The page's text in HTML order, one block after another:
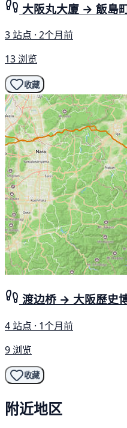
大阪丸大廈 → 飯島
3 站点 · 2个月前
13 浏览
收藏
渡边桥 → 大阪歷史
4 站点 · 1个月前
9 浏览
收藏
附近地区